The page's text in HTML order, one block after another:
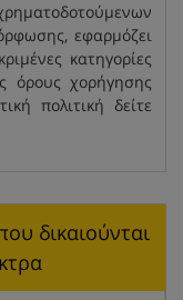
εφαρμόζει
κατηγορίες
όρους χορήγησης
πολιτική δείτε
δικαιούνται